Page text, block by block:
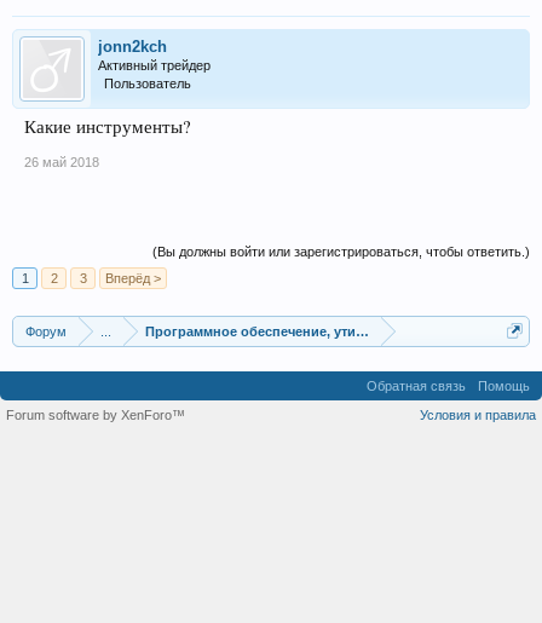
jonn2kch
Активный трейдер
Пользователь
Какие инструменты?
26 май 2018
(Вы должны войти или зарегистрироваться, чтобы ответить.)
1
2 3 Вперёд >
Форум Программное обеспечение, утилиты для трейдинга
Обратная связь
Помощь
Условия и правила
Forum software by XenForo™